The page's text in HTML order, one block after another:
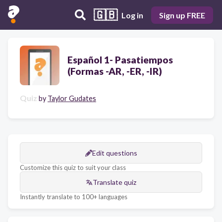
🇬🇧 Log in Sign up FREE
Español 1- Pasatiempos
(Formas -AR, -ER, -IR)
Quiz by Taylor Gudates
Edit questions
Customize this quiz to suit your class
Translate quiz
Instantly translate to 100+ languages